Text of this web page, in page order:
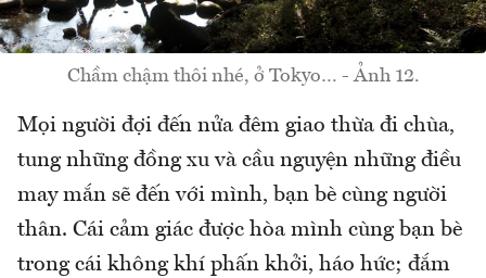
Chầm chậm thôi nhé, ở Tokyo… - Ảnh 12.
Mọi người đợi đến nửa đêm giao thừa đi chùa,
tung những đồng xu và cầu nguyện những điều
may mắn sẽ đến với mình, bạn bè cùng người
thân. Cái cảm giác được hòa mình cùng bạn bè
trong cái không khí phấn khởi, háo hức; đắm